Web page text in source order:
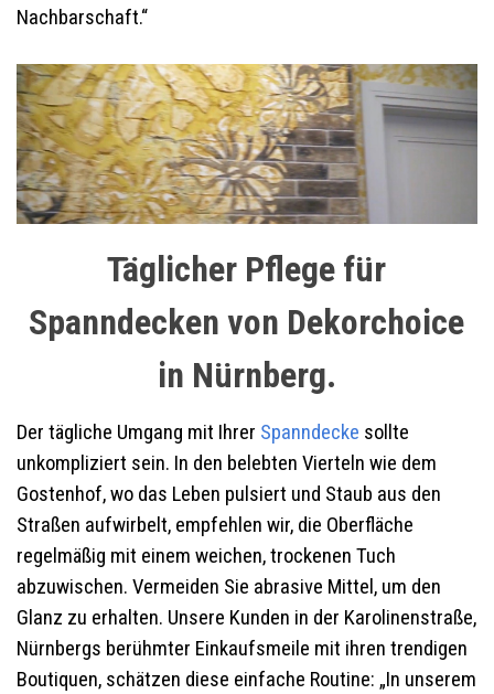
Nachbarschaft.“
Täglicher Pflege für
Spanndecken von Dekorchoice
in Nürnberg.
Der tägliche Umgang mit Ihrer Spanndecke sollte
unkompliziert sein. In den belebten Vierteln wie dem
Gostenhof, wo das Leben pulsiert und Staub aus den
Straßen aufwirbelt, empfehlen wir, die Oberfläche
regelmäßig mit einem weichen, trockenen Tuch
abzuwischen. Vermeiden Sie abrasive Mittel, um den
Glanz zu erhalten. Unsere Kunden in der Karolinenstraße,
Nürnbergs berühmter Einkaufsmeile mit ihren trendigen
Boutiquen, schätzen diese einfache Routine: „In unserem